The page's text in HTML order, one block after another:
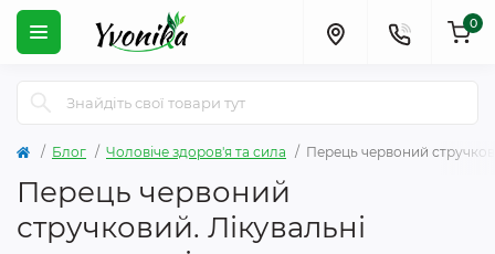
0
Блог Чоловіче здоров'я та сила Перець червоний
Перець червоний
стручковий. Лікувальні